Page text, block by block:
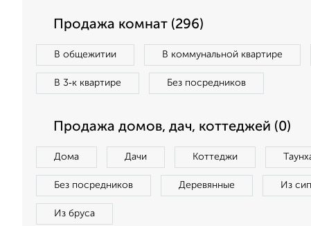
Продажа комнат (296)
В общежитии В коммунальной квартире
В 3‑к квартире Без посредников
Продажа домов, дач, коттеджей (0)
Дома Дачи Коттеджи
Без посредников Деревянные Из
Из бруса